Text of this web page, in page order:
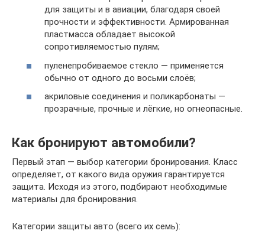
для защиты и в авиации, благодаря своей
прочности и эффективности. Армированная
пластмасса обладает высокой
сопротивляемостью пулям;
пуленепробиваемое стекло — применяется
обычно от одного до восьми слоёв;
акриловые соединения и поликарбонаты —
прозрачные, прочные и лёгкие, но огнеопасные.
Как бронируют автомобили?
Первый этап — выбор категории бронирования. Класс
определяет, от какого вида оружия гарантируется
защита. Исходя из этого, подбирают необходимые
материалы для бронирования.
Категории защиты авто (всего их семь):